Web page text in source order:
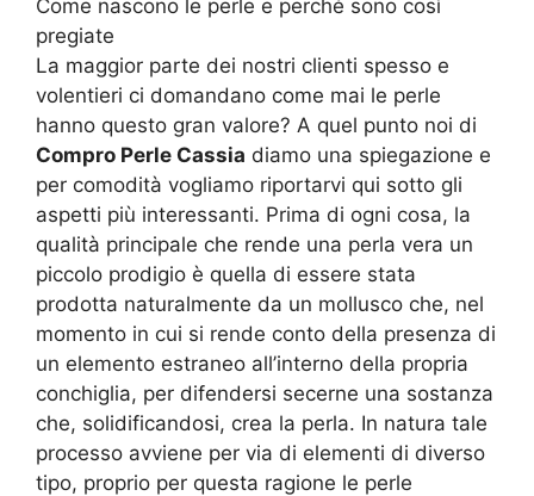
Come nascono le perle e perché sono così
pregiate
La maggior parte dei nostri clienti spesso e
volentieri ci domandano come mai le perle
hanno questo gran valore? A quel punto noi di
Compro Perle Cassia diamo una spiegazione e
per comodità vogliamo riportarvi qui sotto gli
aspetti più interessanti. Prima di ogni cosa, la
qualità principale che rende una perla vera un
piccolo prodigio è quella di essere stata
prodotta naturalmente da un mollusco che, nel
momento in cui si rende conto della presenza di
un elemento estraneo all’interno della propria
conchiglia, per difendersi secerne una sostanza
che, solidificandosi, crea la perla. In natura tale
processo avviene per via di elementi di diverso
tipo, proprio per questa ragione le perle